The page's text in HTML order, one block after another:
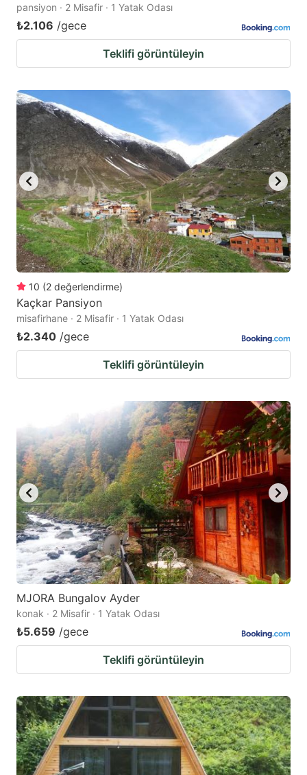
pansiyon · 2 Misafir · 1 Yatak Odası
₺2.106 /gece
Teklifi görüntüleyin
10 (2 değerlendirme)
Kaçkar Pansiyon
misafirhane · 2 Misafir · 1 Yatak Odası
₺2.340 /gece
Teklifi görüntüleyin
MJORA Bungalov Ayder
konak · 2 Misafir · 1 Yatak Odası
₺5.659 /gece
Teklifi görüntüleyin